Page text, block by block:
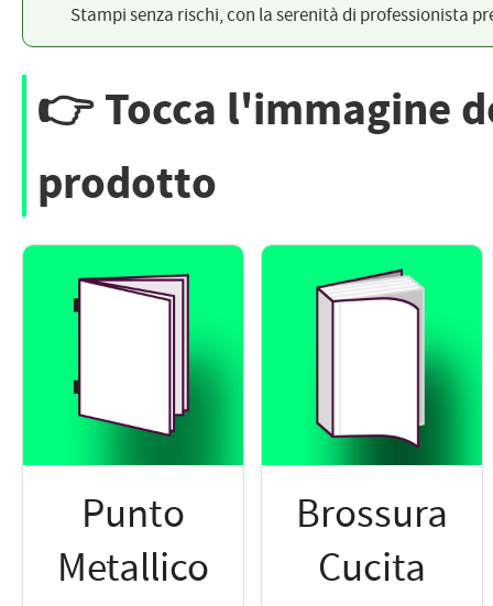
DORSALI TARGHE
PETTORALI NUMERI DA
PETTORALI CON NOME ATLETA
NUMERI DA GARA MTB
Stampi senza rischi, con la serenità di professionista
👉Tocca l'immagine
prodotto
Punto
Metallico
Brossura
Cucita